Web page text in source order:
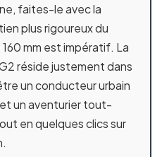
faites-le avec la
plus rigoureux du
mm est impératif. La
réside justement dans
un conducteur urbain
un aventurier tout-
en quelques clics sur